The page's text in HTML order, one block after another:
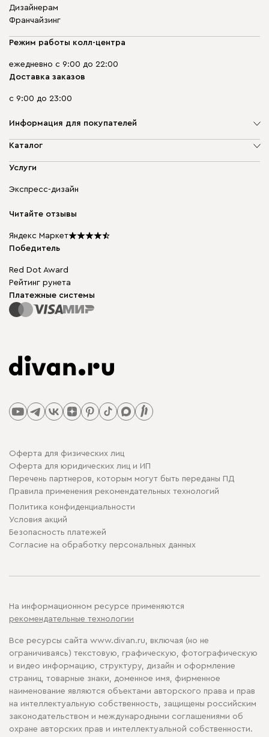
Дизайнерам
Франчайзинг
Режим работы колл-центра
ежедневно с 9:00 до 22:00
Доставка заказов
с 9:00 до 23:00
Информация для покупателей
О компании
Доставка и оплата
диван.клуб
Мы в прессе
Каталог
Мягкая мебель
Бескаркасная мебель
Столы и стулья
Услуги
Экспресс-дизайн
Читайте отзывы
Яндекс Маркет
Победитель
Red Dot Award
Рейтинг рунета
Платежные системы
Оферта для физических лиц
Оферта для юридических лиц и ИП
Перечень партнеров, которым могут быть переданы ПД
Правила применения рекомендательных технологий
Политика конфиденциальности
Условия акций
Безопасность платежей
Cогласие на обработку персональных данных
На информационном ресурсе применяются
рекомендательные технологии
Все ресурсы сайта www.divan.ru, включая (но не
ограничиваясь) текстовую, графическую, фотографическую
и видео информацию, структуру, дизайн и оформление
страниц, товарные знаки, доменное имя, фирменное
наименование являются объектами авторского права и прав
на интеллектуальную собственность, защищены российским
законодательством и международными соглашениями об
охране авторских прав и интеллектуальной собственности.